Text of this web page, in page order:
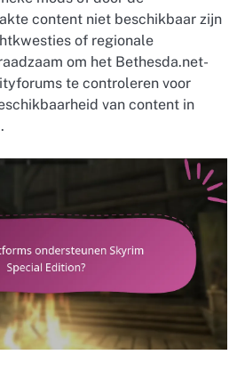
content niet beschikbaar zijn
of regionale
om het Bethesda.net-
te controleren voor
van content in